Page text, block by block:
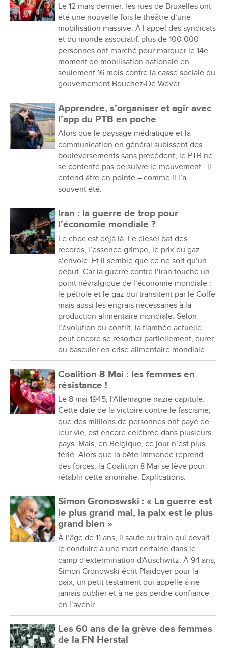
Le 12 mars dernier, les rues de Bruxelles ont
été une nouvelle fois le théâtre d’une
mobilisation massive. À l’appel des syndicats
et du monde associatif, plus de 100 000
personnes ont marché pour marquer le 14e
moment de mobilisation nationale en
seulement 16 mois contre la casse sociale du
gouvernement Bouchez-De Wever.
Apprendre, s’organiser et agir avec
l’app du PTB en poche
Alors que le paysage médiatique et la
communication en général subissent des
bouleversements sans précédent, le PTB ne
se contente pas de suivre le mouvement : il
entend être en pointe – comme il l’a
souvent été.
Iran : la guerre de trop pour
l’économie mondiale ?
Le choc est déjà là. Le diesel bat des
records, l’essence grimpe, le prix du gaz
s’envole. Et il semble que ce ne soit qu’un
début. Car la guerre contre l’Iran touche un
point névralgique de l’économie mondiale :
le pétrole et le gaz qui transitent par le Golfe
mais aussi les engrais nécessaires à la
production alimentaire mondiale. Selon
l’évolution du conflit, la flambée actuelle
peut encore se résorber partiellement, durer,
ou basculer en crise alimentaire mondiale...
Coalition 8 Mai : les femmes en
résistance !
Le 8 mai 1945, l’Allemagne nazie capitule.
Cette date de la victoire contre le fascisme,
que des millions de personnes ont payé de
leur vie, est encore célébrée dans plusieurs
pays. Mais, en Belgique, ce jour n’est plus
férié. Alors que la bête immonde reprend
des forces, la Coalition 8 Mai se lève pour
rétablir cette anomalie. Explications.
Simon Gronoswski : « La guerre est
le plus grand mal, la paix est le plus
grand bien »
À l’âge de 11 ans, il saute du train qui devait
le conduire à une mort certaine dans le
camp d’extermination d’Auschwitz. À 94 ans,
Simon Gronowski écrit Plaidoyer pour la
paix, un petit testament qui appelle à ne
jamais oublier et à ne pas perdre confiance
en l’avenir.
Les 60 ans de la grève des femmes
de la FN Herstal